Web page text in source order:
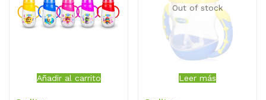
Añadir al carrito
Out of stock
Leer más